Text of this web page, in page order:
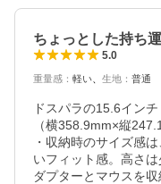
ちょっとした持ち
5.0
重量感 ： 軽い 生地 ： 普通
ドスパラの15.6イン
（横358.9mm×縦
・収納時のサイズ感
いフィット感。高さ
ダプターとマウスを